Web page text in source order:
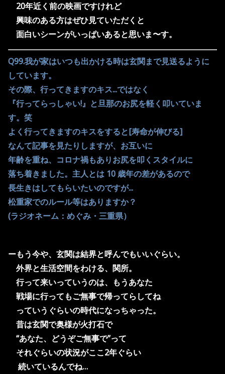
20年近く前の映画ですけれど
興味のある方はぜひ見ていただくと
面白いシーンがいっぱいあると思いま〜す。
Q99.我が家はいつも出かける時は玄関まで見送るように
しています。
その際、行ってきますのキス...ではなく
『行ってらっしゃい!』と旦那のお尻を軽く叩いていま
す。笑
よく行ってきますのキスをすると[寿命が伸びる]
なんて記事を見たりしますが、お互いに
年齢を重ね、コロナ禍もありお尻を叩くスタイルに
落ち着きました。主人とは 10 歳年の差があるので
長生きはしてもらいたいのですが...
松重家でのルール等はありますか？
(ラジオネーム：めぐみ・三重県）
ーもう今や、玄関は結界と呼んでもいいぐらい。
外界と生活空間をわける、関所。
行って来いっていうのは、もうあなた
戦場に行ってもご無事で帰ってらしてね
っていうぐらいの時代になっちゃった。
昔は玄関で奥様が火打石で
“あなた、どうぞご無事で”って
それぐらいの状況がここ2年ぐらい
続いているんでね…